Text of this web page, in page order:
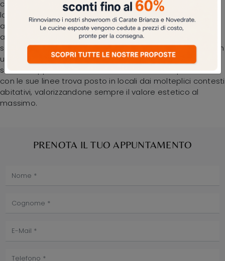
contenuto tecnologico. In negozio presentiamo le
lampade più efficienti in commercio per agevolare ogni
aspettativa: le più originali proposte di qualità ti
aspettano. Eglo propone molteplici lampade moderna a
sospensione per interni in grado di connotare gli spazi con
una buona resa estetica, sempre in materiali di prima
scelta. L'apparecchio in foto emette una luce piacevole e
con le sue linee trova posto in locali dai molteplici contesti
abitativi, valorizzandone sempre il valore estetico al
massimo.
PRENOTA IL TUO APPUNTAMENTO